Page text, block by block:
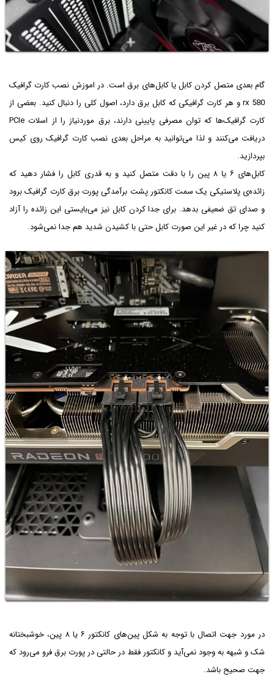
گام بعدی متصل کردن کابل یا کابل‌های برق است. در اموزش نصب کارت گرافیک
rx 580 و هر کارت گرافیکی که کابل برق دارد، اصول کلی را دنبال کنید. بعضی از
کارت گرافیک‌ها که توان مصرفی پایینی دارند، برق موردنیاز را از اسلات PCIe
دریافت می‌کنند و لذا می‌توانید به مراحل بعدی نصب کارت گرافیک روی کیس
بپردازید.
کابل‌های ۶ یا ۸ پین را با دقت متصل کنید و به قدری کابل را فشار دهید که
زائده‌ی پلاستیکی یک سمت کانکتور پشت برآمدگی پورت برق کارت گرافیک برود
و صدای تق ضعیفی بدهد. برای جدا کردن کابل نیز می‌بایستی این زائده را آزاد
کنید چرا که در غیر این صورت کابل حتی با کشیدن شدید هم جدا نمی‌شود.
در مورد جهت اتصال با توجه به شکل پین‌های کانکتور ۶ یا ۸ پین، خوشبختانه
شک و شبهه به وجود نمی‌آید و کانکتور فقط در حالتی در پورت برق فرو می‌رود که
جهت صحیح باشد.